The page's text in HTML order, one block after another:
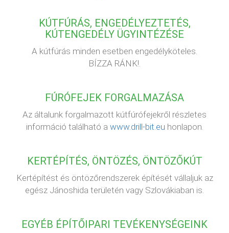
KÚTFÚRÁS, ENGEDÉLYEZTETÉS,
KÚTENGEDÉLY ÜGYINTÉZÉSE
A kútfúrás minden esetben engedélyköteles.
BÍZZA RÁNK!.
FÚRÓFEJEK FORGALMAZÁSA
Az általunk forgalmazott kútfúrófejekről részletes
információ található a www.drill-bit.eu honlapon.
KERTÉPÍTÉS, ÖNTÖZÉS, ÖNTÖZŐKÚT
Kertépítést és öntözőrendszerek építését vállaljuk az
egész Jánoshida területén vagy Szlovákiaban is.
EGYÉB ÉPÍTŐIPARI TEVÉKENYSÉGEINK